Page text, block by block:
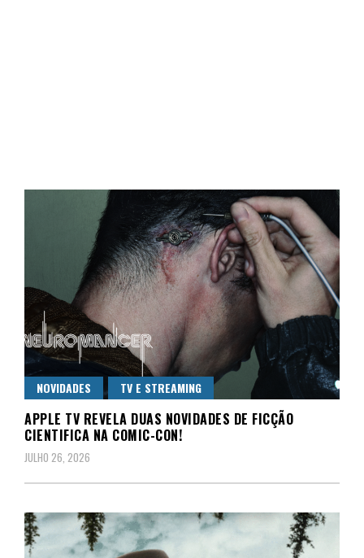
Central Comics
NOVIDADES TV E STREAMING
APPLE TV REVELA DUAS NOVIDADES DE FICÇÃO
CIENTIFICA NA COMIC-CON!
JULHO 26, 2026